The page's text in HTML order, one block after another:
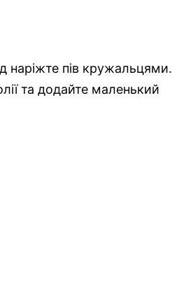
наріжте пів кружальцями.
та додайте маленький